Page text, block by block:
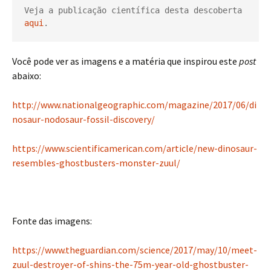
aqui .
Você pode ver as imagens e a matéria que inspirou este post
abaixo:
http://www.nationalgeographic.com/magazine/2017/06/di
nosaur-nodosaur-fossil-discovery/
https://www.scientificamerican.com/article/new-dinosaur-
resembles-ghostbusters-monster-zuul/
Fonte das imagens:
https://www.theguardian.com/science/2017/may/10/meet-
zuul-destroyer-of-shins-the-75m-year-old-ghostbuster-